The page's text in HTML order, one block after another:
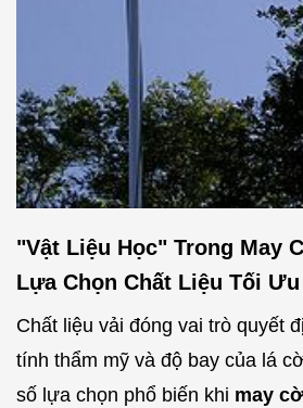
"Vật Liệu Học" Trong May
Lựa Chọn Chất Liệu Tối Ưu
Chất liệu vải đóng vai trò quyết
tính thẩm mỹ và độ bay của lá
số lựa chọn phổ biến khi may